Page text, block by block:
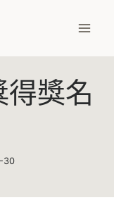
獎名
30